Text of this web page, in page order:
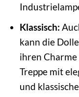
Klassisch:
kann die
ihren
Treppe mit
und